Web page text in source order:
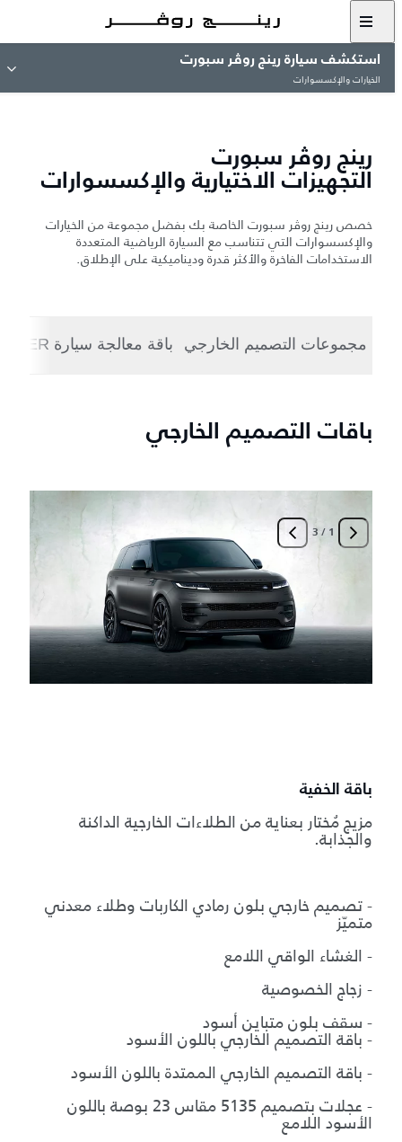
استكشف سيارة رينج روڤر سبورت
الخيارات والإكسسوارات
رينج روڤر سبورت
التجهيزات الاختيارية والإكسسوارات
خصص رينج روڤر سبورت الخاصة بك بفضل مجموعة من الخيارات
والإكسسوارات التي تتناسب مع السيارة الرياضية المتعددة
الاستخدامات الفاخرة والأكثر قدرة وديناميكية على الإطلاق.
مجموعات التصميم الخارجي باقة معالجة سيارة STORMER
باقات التصميم الخارجي
1
/
3
باقة الخفية
مزيج مُختار بعناية من الطلاءات الخارجية الداكنة
والجذابة.
- تصميم خارجي بلون رمادي الكاربات وطلاء معدني
متميّز
- الغشاء الواقي اللامع
- زجاج الخصوصية
- سقف بلون متباين أسود
- باقة التصميم الخارجي باللون الأسود
- باقة التصميم الخارجي الممتدة باللون الأسود
- عجلات بتصميم 5135 مقاس 23 بوصة باللون
الأسود اللامع